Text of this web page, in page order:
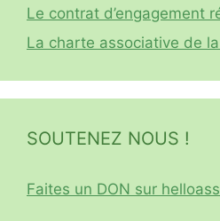
Le contrat d’engagement
La charte associative de la
SOUTENEZ NOUS !
Faites un DON sur